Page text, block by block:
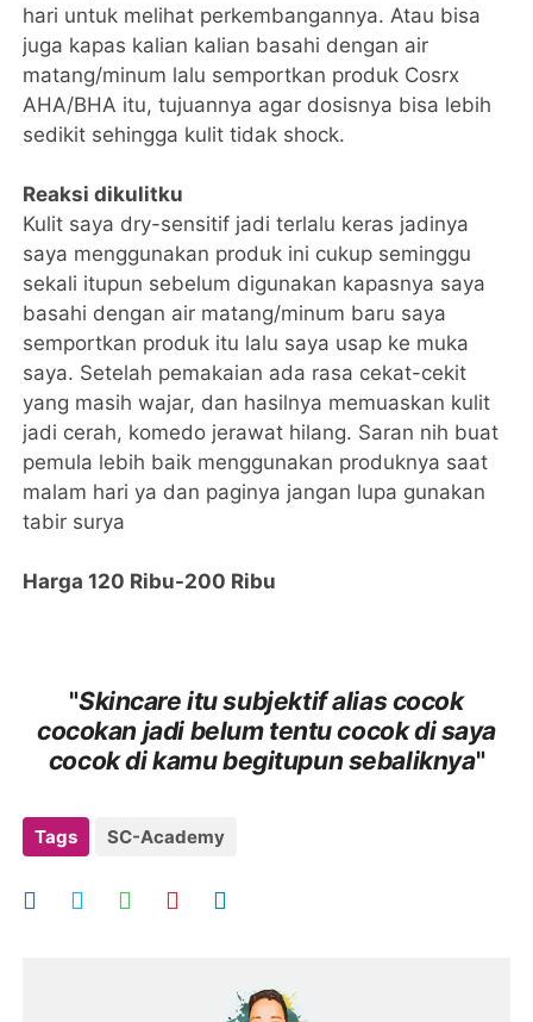
hari untuk melihat perkembangannya. Atau bisa
juga kapas kalian kalian basahi dengan air
matang/minum lalu semportkan produk Cosrx
AHA/BHA itu, tujuannya agar dosisnya bisa lebih
sedikit sehingga kulit tidak shock.
Reaksi dikulitku
Kulit saya dry-sensitif jadi terlalu keras jadinya
saya menggunakan produk ini cukup seminggu
sekali itupun sebelum digunakan kapasnya saya
basahi dengan air matang/minum baru saya
semportkan produk itu lalu saya usap ke muka
saya. Setelah pemakaian ada rasa cekat-cekit
yang masih wajar, dan hasilnya memuaskan kulit
jadi cerah, komedo jerawat hilang. Saran nih buat
pemula lebih baik menggunakan produknya saat
malam hari ya dan paginya jangan lupa gunakan
tabir surya
Harga 120 Ribu-200 Ribu
"Skincare itu subjektif alias cocok
cocokan jadi belum tentu cocok di saya
cocok di kamu begitupun sebaliknya"
Tags SC-Academy